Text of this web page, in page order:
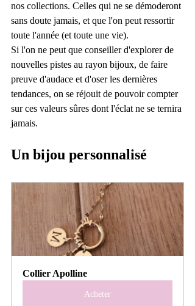
nos collections. Celles qui ne se démoderont
sans doute jamais, et que l'on peut ressortir
toute l'année (et toute une vie).
Si l'on ne peut que conseiller d'explorer de
nouvelles pistes au rayon bijoux, de faire
preuve d'audace et d'oser les dernières
tendances, on se réjouit de pouvoir compter
sur ces valeurs sûres dont l'éclat ne se ternira
jamais.
Un bijou personnalisé
Collier Apolline
Acheter